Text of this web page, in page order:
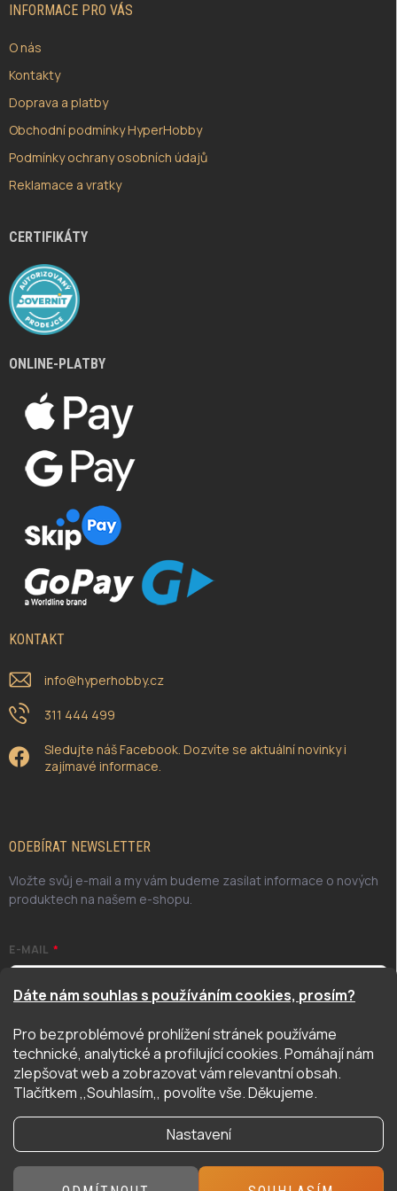
Dáte nám souhlas s používáním cookies, prosím?
Pro bezproblémové prohlížení stránek používáme
technické, analytické a profilující cookies. Pomáhají nám
zlepšovat web a zobrazovat vám relevantní obsah.
Tlačítkem ,,Souhlasím,, povolíte vše. Děkujeme.
Nastavení
INFORMACE PRO VÁS
O nás
Kontakty
Doprava a platby
Obchodní podmínky HyperHobby
Podmínky ochrany osobních údajů
Reklamace a vratky
CERTIFIKÁTY
ONLINE-PLATBY
KONTAKT
info@hyperhobby.cz
311 444 499
Sledujte náš Facebook. Dozvíte se aktuální novinky i
zajímavé informace.
ODEBÍRAT NEWSLETTER
Vložte svůj e-mail a my vám budeme zasílat informace o nových
produktech na našem e-shopu.
E-MAIL
Odesláním potvrzuji, že jsem se seznámil/a se zásadami
ochrany osobních údajů. Úplné znění naleznetezde
PŘIHLÁSIT SE
Copyright 2026Hyper Hobby . Všechna práva vyhrazena.